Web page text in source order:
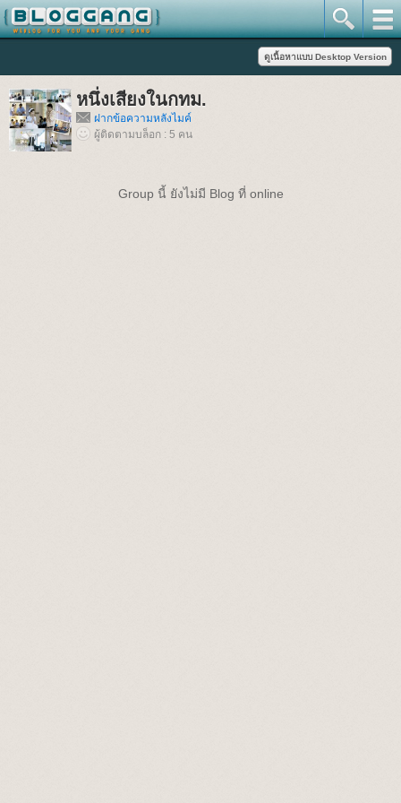
หนึ่งเสียงในกทม.
ฝากข้อความหลังไมค์
ผู้ติดตามบล็อก : 5 คน
Group นี้ ยังไม่มี Blog ที่ online